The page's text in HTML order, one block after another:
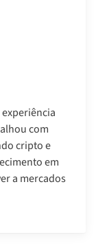
com
cripto e
em
a mercados